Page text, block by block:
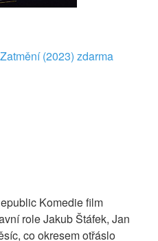
(2023) zdarma
Komedie film
role Jakub Štáfek, Jan
co okresem otřáslo